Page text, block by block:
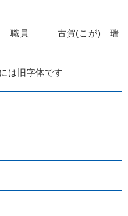
職員 古賀(こが) 瑞
は旧字体です